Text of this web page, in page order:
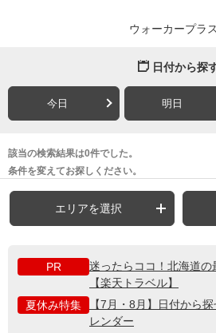
ウォーカープラ
日付から探
今日 明日
該当の検索結果は0件でした。
条件を変えてお探しください。
エリアを選択
PR
迷ったらココ！北海道
【楽天トラベル】
夏休み特集
【7月・8月】日付から
レンダー